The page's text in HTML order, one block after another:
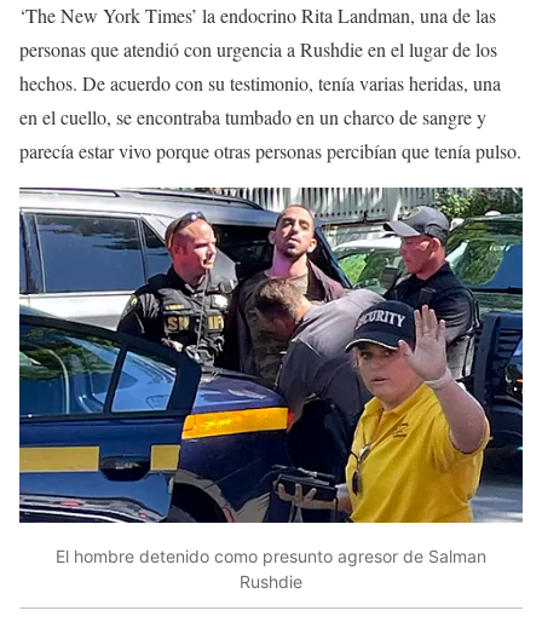
‘The New York Times’ la endocrino Rita Landman, una de las
personas que atendió con urgencia a Rushdie en el lugar de los
hechos. De acuerdo con su testimonio, tenía varias heridas, una
en el cuello, se encontraba tumbado en un charco de sangre y
parecía estar vivo porque otras personas percibían que tenía pulso.
El hombre detenido como presunto agresor de Salman
Rushdie